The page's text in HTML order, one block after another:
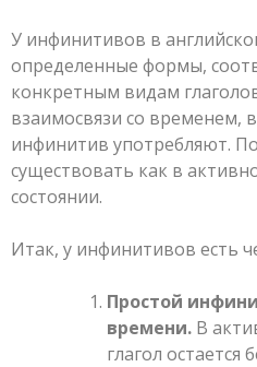
У инфинитивов в
определенные формы,
конкретным видам
взаимосвязи со временем,
инфинитив употребляют.
существовать как в
состоянии.
Итак, у инфинитивов есть
Простой
времени. В
глагол остается